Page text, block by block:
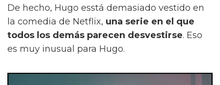
De hecho, Hugo esstá demasiado vestido en
la comedia de Netflix, una serie en el que
todos los demás parecen desvestirse. Eso
es muy inusual para Hugo.